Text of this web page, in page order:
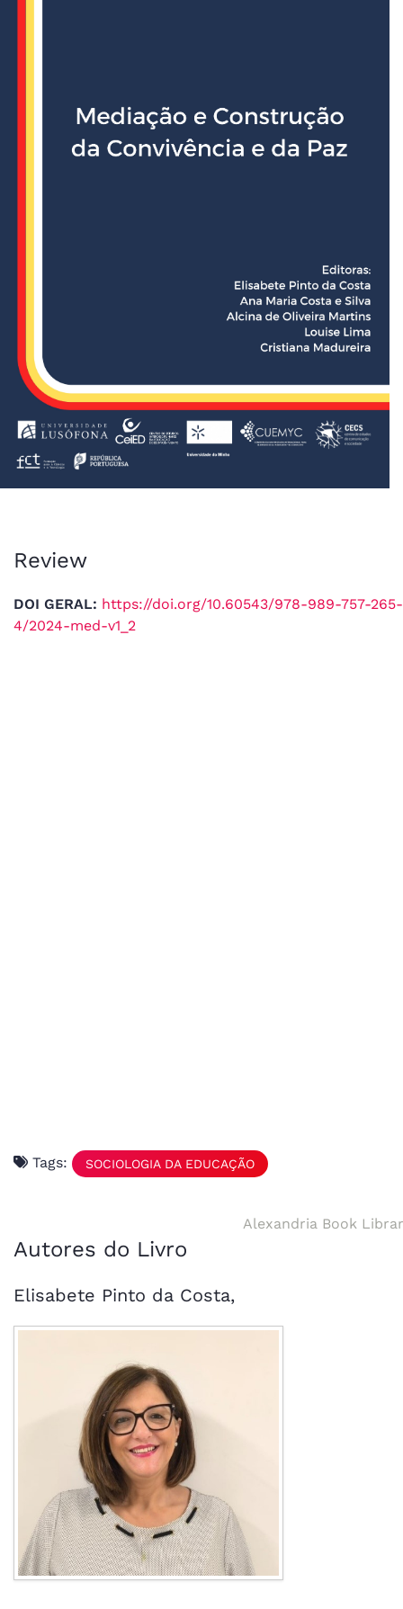
Review
DOI GERAL: https://doi.org/10.60543/978-989-757-265-
4/2024-med-v1_2
Tags: SOCIOLOGIA DA EDUCAÇÃO
Alexandria Book
Autores do Livro
Elisabete Pinto da Costa,